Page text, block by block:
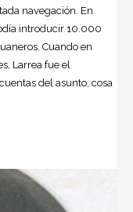
navegación. En
introducir 10.000
Cuando en
Larrea fue el
del asunto, cosa